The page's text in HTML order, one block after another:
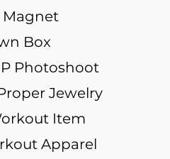
Magnet
Box
Photoshoot
Jewelry
Item
Apparel